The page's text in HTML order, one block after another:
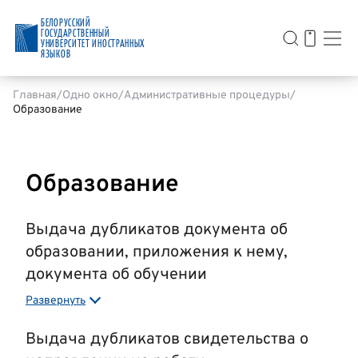
БЕЛОРУССКИЙ
ГОСУДАРСТВЕННЫЙ
УНИВЕРСИТЕТ ИНОСТРАННЫХ
ЯЗЫКОВ
Главная Одно окно Административные процедуры
Образование
Образование
Выдача дубликатов документа об
образовании, приложения к нему,
документа об обучении
Период оформления:
других государственных органов, иных организаций – 1
Развернуть
Выдача дубликатов свидетельства о